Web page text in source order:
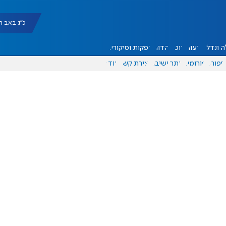
כ"ג באב תשפ"ו
ונדל"ן דעות אוכל יהדות הפקות וסיקורים
ספורט פורומים אתר ישיבה יצירת קשר עוד